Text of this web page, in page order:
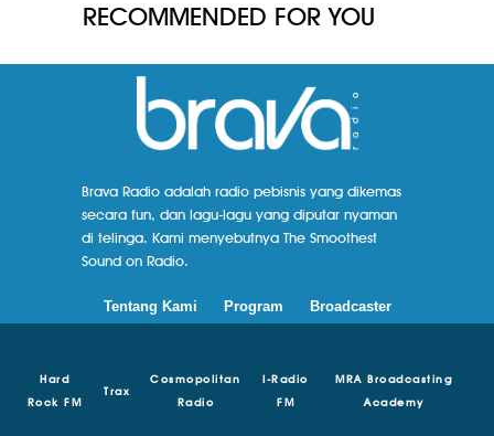
RECOMMENDED FOR YOU
Brava Radio adalah radio pebisnis yang dikemas
secara fun, dan lagu-lagu yang diputar nyaman
di telinga. Kami menyebutnya The Smoothest
Sound on Radio.
Tentang Kami Program Broadcaster
Hard
Rock FM
Trax
Cosmopolitan
Radio
I-Radio
FM
MRA Broadcasting
Academy